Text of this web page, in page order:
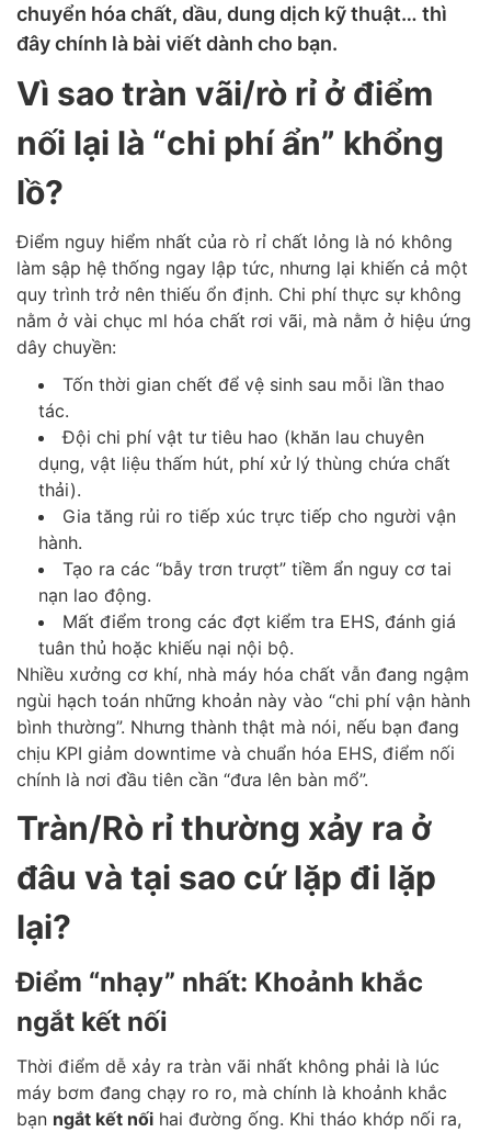
chuyển hóa chất, dầu, dung dịch kỹ thuật… thì
đây chính là bài viết dành cho bạn.
Vì sao tràn vãi/rò rỉ ở điểm
nối lại là “chi phí ẩn” khổng
lồ?
Điểm nguy hiểm nhất của rò rỉ chất lỏng là nó không
làm sập hệ thống ngay lập tức, nhưng lại khiến cả một
quy trình trở nên thiếu ổn định. Chi phí thực sự không
nằm ở vài chục ml hóa chất rơi vãi, mà nằm ở hiệu ứng
dây chuyền:
Tốn thời gian chết để vệ sinh sau mỗi lần thao
tác.
Đội chi phí vật tư tiêu hao (khăn lau chuyên
dụng, vật liệu thấm hút, phí xử lý thùng chứa chất
thải).
Gia tăng rủi ro tiếp xúc trực tiếp cho người vận
hành.
Tạo ra các “bẫy trơn trượt” tiềm ẩn nguy cơ tai
nạn lao động.
Mất điểm trong các đợt kiểm tra EHS, đánh giá
tuân thủ hoặc khiếu nại nội bộ.
Nhiều xưởng cơ khí, nhà máy hóa chất vẫn đang ngậm
ngùi hạch toán những khoản này vào “chi phí vận hành
bình thường”. Nhưng thành thật mà nói, nếu bạn đang
chịu KPI giảm downtime và chuẩn hóa EHS, điểm nối
chính là nơi đầu tiên cần “đưa lên bàn mổ”.
Tràn/Rò rỉ thường xảy ra ở
đâu và tại sao cứ lặp đi lặp
lại?
Điểm “nhạy” nhất: Khoảnh khắc
ngắt kết nối
Thời điểm dễ xảy ra tràn vãi nhất không phải là lúc
máy bơm đang chạy ro ro, mà chính là khoảnh khắc
bạn ngắt kết nối hai đường ống. Khi tháo khớp nối ra,